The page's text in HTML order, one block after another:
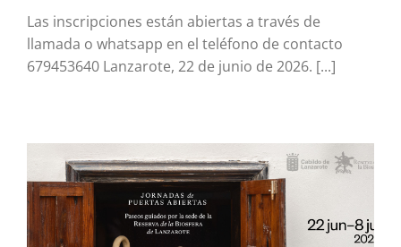
Las inscripciones están abiertas a través de
llamada o whatsapp en el teléfono de contacto
679453640 Lanzarote, 22 de junio de 2026. [...]